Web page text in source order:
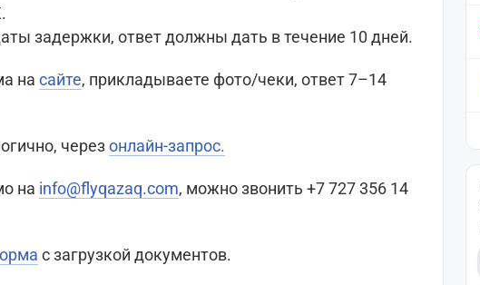
задержки, ответ должны дать в течение 10 дней.
на сайте, прикладываете фото/чеки, ответ 7–14
черезонлайн-запрос.
на info@flyqazaq.com, можно звонить +7 727 356 14
с загрузкой документов.